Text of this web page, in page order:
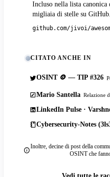
Incluso nella lista canonica
migliaia di stelle su GitHub.
CITATO ANCHE IN
OSINT 🪙 — TIP #326
Mario Santella Relazione
LinkedIn Pulse ·
Cybersecurity-Notes
Inoltre, decine di post della
OSINT che